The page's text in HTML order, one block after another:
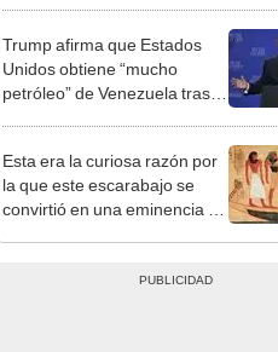
un refugio por 2 horas
Trump afirma que Estados
Unidos obtiene “mucho
petróleo” de Venezuela tras la
Esta era la curiosa razón por
la que este escarabajo se
convirtió en una eminencia en